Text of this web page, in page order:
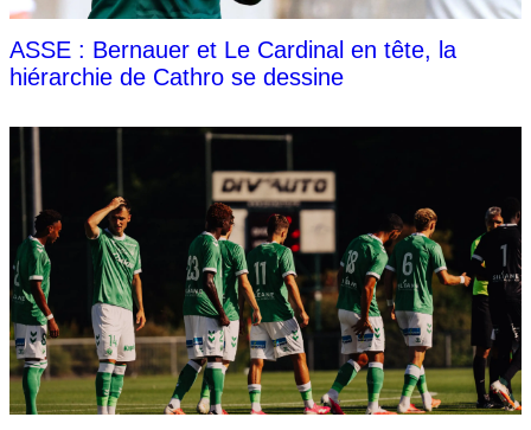
ASSE : Bernauer et Le Cardinal en tête, la
hiérarchie de Cathro se dessine